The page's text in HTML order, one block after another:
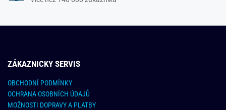
ZÁKAZNICKY SERVIS
OBCHODNÍ PODMÍNKY
OCHRANA OSOBNÍCH ÚDAJŮ
MOŽNOSTI DOPRAVY A PLATBY